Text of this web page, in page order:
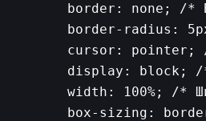
border: none; /*
border-radius:
cursor: pointer;
display: block;
width: 100%; /*
box-sizing: